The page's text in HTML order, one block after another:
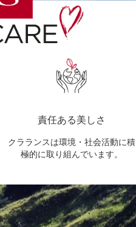
責任ある美しさ
クラランスは環境・社会活動に積
極的に取り組んでいます。